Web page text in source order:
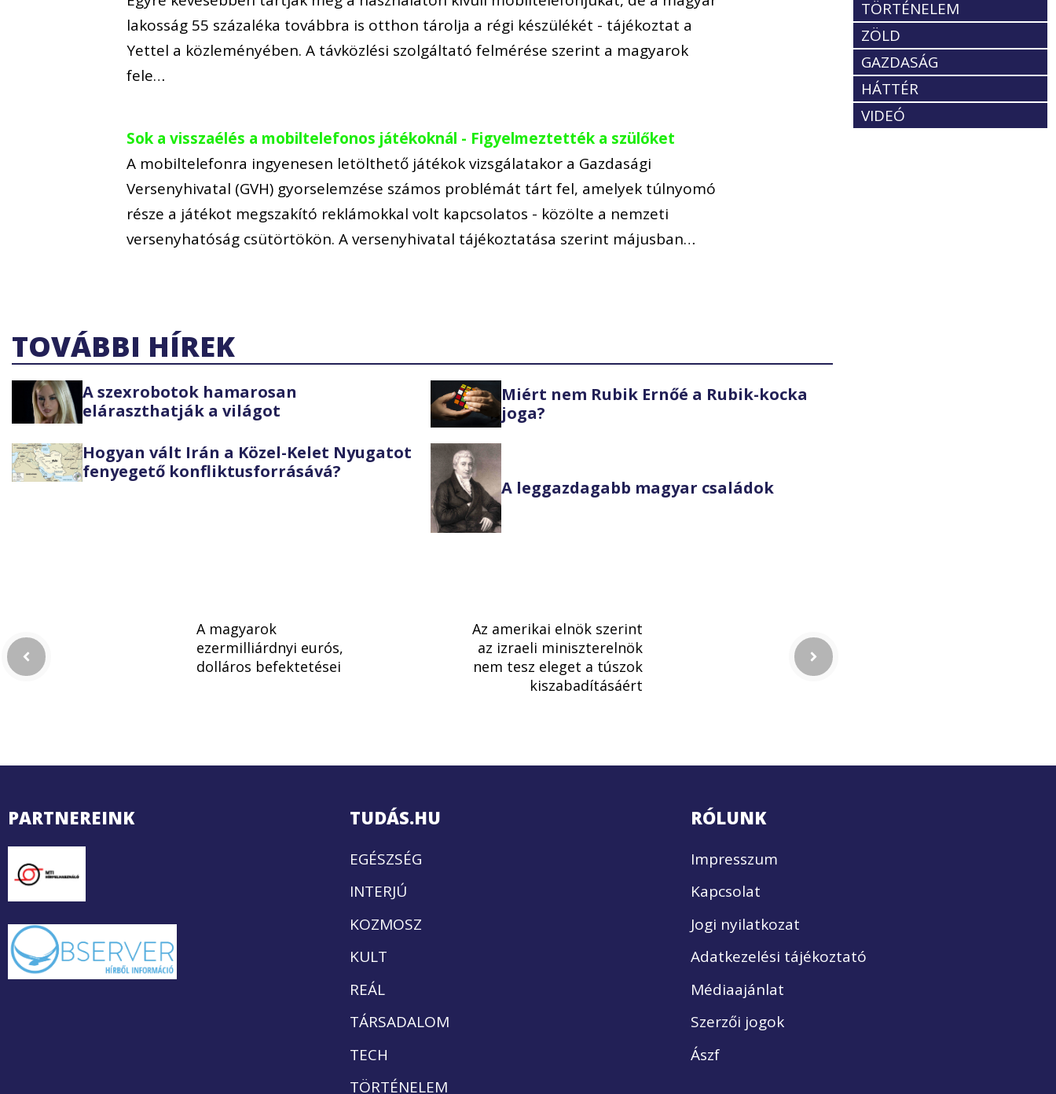
lakosság 55 százaléka továbbra is otthon tárolja a régi készülékét - tájékoztat a
Yettel a közleményében. A távközlési szolgáltató felmérése szerint a magyarok
fele…
Sok a visszaélés a mobiltelefonos játékoknál - Figyelmeztették a szülőket
A mobiltelefonra ingyenesen letölthető játékok vizsgálatakor a Gazdasági
Versenyhivatal (GVH) gyorselemzése számos problémát tárt fel, amelyek túlnyomó
része a játékot megszakító reklámokkal volt kapcsolatos - közölte a nemzeti
versenyhatóság csütörtökön. A versenyhivatal tájékoztatása szerint májusban…
TOVÁBBI HÍREK
A szexrobotok hamarosan
eláraszthatják a világot
Miért nem Rubik Ernőé a Rubik-kocka
joga?
Hogyan vált Irán a Közel-Kelet Nyugatot
fenyegető konfliktusforrásává?
A leggazdagabb magyar családok
TÖRTÉNELEM
ZÖLD
GAZDASÁG
HÁTTÉR
VIDEÓ
A magyarok
ezermilliárdnyi eurós,
dolláros befektetései
Az amerikai elnök szerint
az izraeli miniszterelnök
nem tesz eleget a túszok
kiszabadításáért
PARTNEREINK TUDÁS.HU
EGÉSZSÉG
INTERJÚ
KOZMOSZ
KULT
REÁL
TÁRSADALOM
TECH
TÖRTÉNELEM
RÓLUNK
Impresszum
Kapcsolat
Jogi nyilatkozat
Adatkezelési tájékoztató
Médiaajánlat
Szerzői jogok
Ászf